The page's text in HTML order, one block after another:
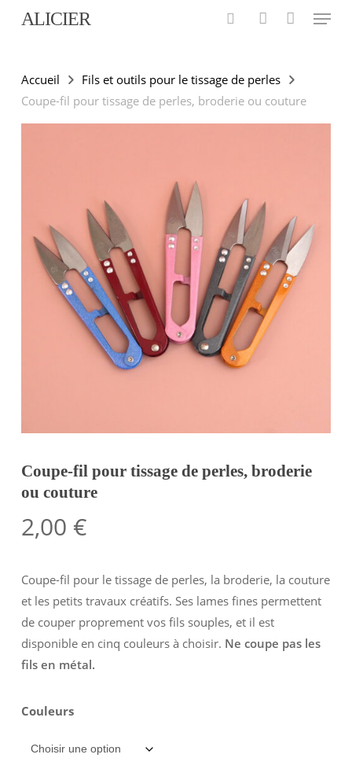
content
ALICIER Menu
Accueil
Fils et outils pour le tissage de perles
Coupe-fil pour tissage de perles, broderie ou couture
Coupe-fil pour tissage de perles, broderie
ou couture
2,00 €
Coupe-fil pour le tissage de perles, la broderie, la couture
et les petits travaux créatifs. Ses lames fines permettent
de couper proprement vos fils souples, et il est
disponible en cinq couleurs à choisir. Ne coupe pas les
fils en métal.
Couleurs